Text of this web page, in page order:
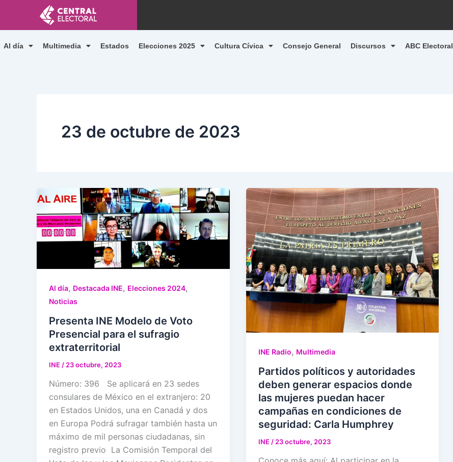
contenido
Al día Multimedia Estados Elecciones 2025 Cultura Cívica Consejo General Discursos ABC Electoral
23 de octubre de 2023
Al día, Destacada INE, Elecciones 2024,
Noticias
Presenta INE Modelo de Voto
Presencial para el sufragio
extraterritorial
INE / 23 octubre, 2023
Número: 396 Se aplicará en 23 sedes
consulares de México en el extranjero: 20
en Estados Unidos, una en Canadá y dos
en Europa Podrá sufragar también hasta un
máximo de mil personas ciudadanas, sin
registro previo La Comisión Temporal del
INE Radio, Multimedia
Partidos políticos y autoridades
deben generar espacios donde
las mujeres puedan hacer
campañas en condiciones de
seguridad: Carla Humphrey
INE / 23 octubre, 2023